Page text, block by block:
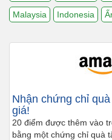
Malaysia Indonesia
Nhận chứng chỉ
giá!
20 điểm được thêm vào
bằng một chứng chỉ quà